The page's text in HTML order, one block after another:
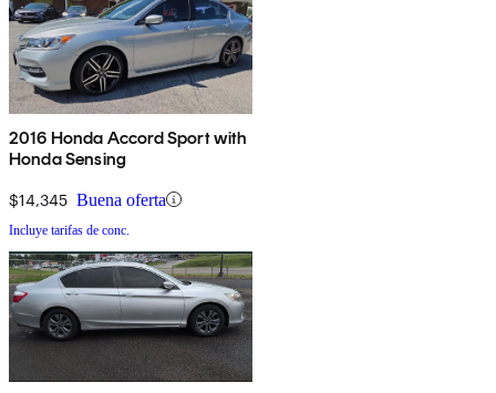
2016 Honda Accord Sport with
Honda Sensing
$14,345 Buena oferta
Incluye tarifas de conc.